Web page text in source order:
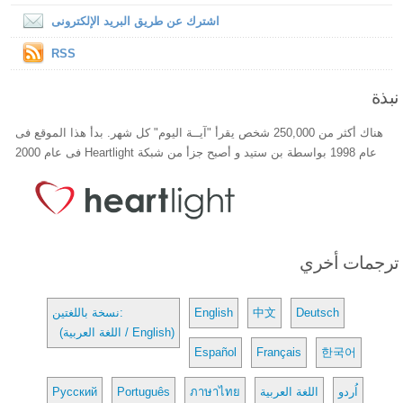
اشترك عن طريق البريد الإلكترونى
RSS
نبذة
هناك أكثر من 250,000 شخص يقرأ "آيــة اليوم" كل شهر. بدأ هذا الموقع فى
عام 1998 بواسطة بن ستيد و أصبح جزأ من شبكة Heartlight فى عام 2000
ترجمات أخري
نسخة باللغتين:
(اللغة العربية / English)
English 中文 Deutsch
Español Français 한국어
Русский Português ภาษาไทย اللغة العربية اُردو